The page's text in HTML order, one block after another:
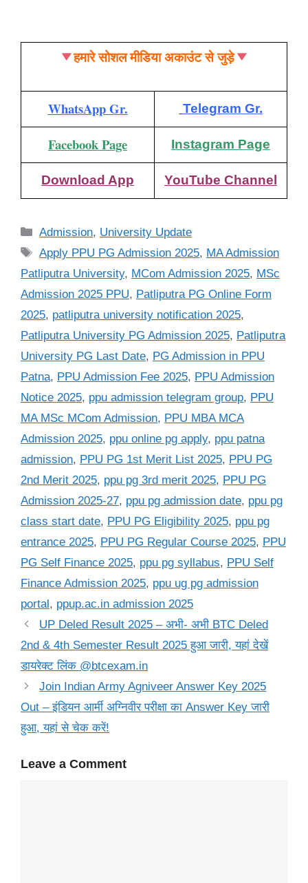
हमारे सोशल मीडिया अकाउंट से जुड़े
WhatsApp Gr. Telegram Gr.
Facebook Page Instagram Page
Download App YouTube Channel
Categories
Admission, University Update
Tags
Apply PPU PG Admission 2025, MA Admission
Patliputra University, MCom Admission 2025, MSc
Admission 2025 PPU, Patliputra PG Online Form
2025, patliputra university notification 2025,
Patliputra University PG Admission 2025, Patliputra
University PG Last Date, PG Admission in PPU
Patna, PPU Admission Fee 2025, PPU Admission
Notice 2025, ppu admission telegram group, PPU
MA MSc MCom Admission, PPU MBA MCA
Admission 2025, ppu online pg apply, ppu patna
admission, PPU PG 1st Merit List 2025, PPU PG
2nd Merit 2025, ppu pg 3rd merit 2025, PPU PG
Admission 2025-27, ppu pg admission date, ppu pg
class start date, PPU PG Eligibility 2025, ppu pg
entrance 2025, PPU PG Regular Course 2025, PPU
PG Self Finance 2025, ppu pg syllabus, PPU Self
Finance Admission 2025, ppu ug pg admission
portal, ppup.ac.in admission 2025
UP Deled Result 2025 – अभी- अभी BTC Deled
2nd & 4th Semester Result 2025 हुआ जारी, यहां देखें
डायरेक्ट लिंक @btcexam.in
Join Indian Army Agniveer Answer Key 2025
Out – इंडियन आर्मी अग्निवीर परीक्षा का Answer Key जारी
हुआ, यहां से चेक करें!
Leave a Comment